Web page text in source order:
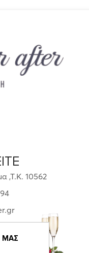
,Τ.Κ. 10562
ΜΑΣ